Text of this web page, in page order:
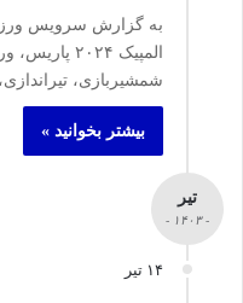
به گزارش سرویس
شمشیربازی،
بیشتر بخوانید »
تیر
- ۱۴۰۳ -
۱۴ تیر